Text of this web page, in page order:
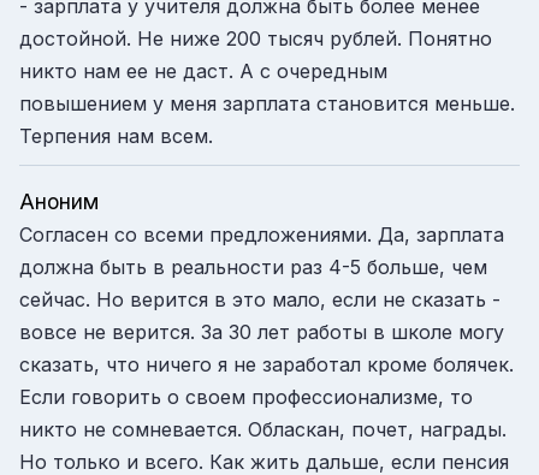
- зарплата у учителя должна быть более менее
достойной. Не ниже 200 тысяч рублей. Понятно
никто нам ее не даст. А с очередным
повышением у меня зарплата становится меньше.
Терпения нам всем.
Аноним
Согласен со всеми предложениями. Да, зарплата
должна быть в реальности раз 4-5 больше, чем
сейчас. Но верится в это мало, если не сказать -
вовсе не верится. За 30 лет работы в школе могу
сказать, что ничего я не заработал кроме болячек.
Если говорить о своем профессионализме, то
никто не сомневается. Обласкан, почет, награды.
Но только и всего. Как жить дальше, если пенсия